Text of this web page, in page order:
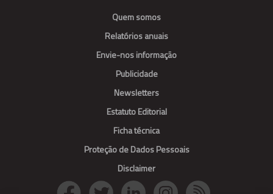
Quem somos
Relatórios anuais
Envie-nos informação
Publicidade
Newsletters
Estatuto Editorial
Ficha técnica
Proteção de Dados Pessoais
Disclaimer